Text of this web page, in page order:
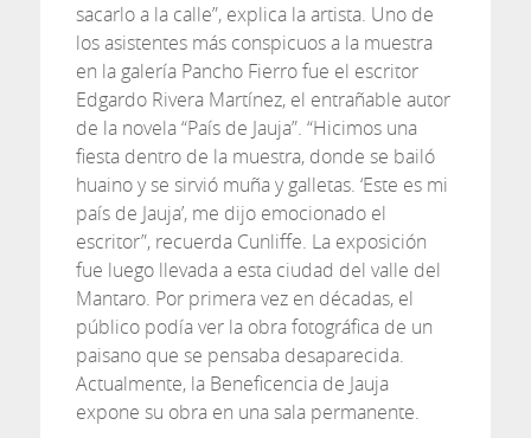
sacarlo a la calle”, explica la artista. Uno de
los asistentes más conspicuos a la muestra
en la galería Pancho Fierro fue el escritor
Edgardo Rivera Martínez, el entrañable autor
de la novela “País de Jauja”. “Hicimos una
fiesta dentro de la muestra, donde se bailó
huaino y se sirvió muña y galletas. ‘Este es mi
país de Jauja’, me dijo emocionado el
escritor”, recuerda Cunliffe. La exposición
fue luego llevada a esta ciudad del valle del
Mantaro. Por primera vez en décadas, el
público podía ver la obra fotográfica de un
paisano que se pensaba desaparecida.
Actualmente, la Beneficencia de Jauja
expone su obra en una sala permanente.